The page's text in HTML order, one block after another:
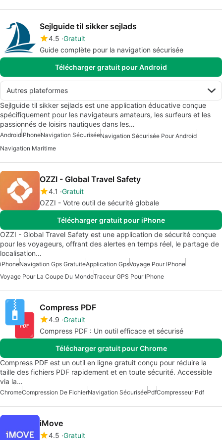
Sejlguide til sikker sejlads
4.5 Gratuit
Guide complète pour la navigation sécurisée
Télécharger gratuit pour Android
Autres plateformes
Sejlguide til sikker sejlads est une application éducative conçue
spécifiquement pour les navigateurs amateurs, les surfeurs et les
passionnés de loisirs nautiques dans les…
AndroidiPhoneNavigation SécuriséeNavigation Sécurisée Pour Android
Navigation Maritime
OZZI - Global Travel Safety
4.1 Gratuit
OZZI - Votre outil de sécurité globale
Télécharger gratuit pour iPhone
OZZI - Global Travel Safety est une application de sécurité conçue
pour les voyageurs, offrant des alertes en temps réel, le partage de
localisation…
iPhoneNavigation Gps GratuiteApplication GpsVoyage Pour IPhone
Voyage Pour La Coupe Du MondeTraceur GPS Pour IPhone
Compress PDF
4.9 Gratuit
Compress PDF : Un outil efficace et sécurisé
Télécharger gratuit pour Chrome
Compress PDF est un outil en ligne gratuit conçu pour réduire la
taille des fichiers PDF rapidement et en toute sécurité. Accessible
via la…
ChromeCompression De FichierNavigation SécuriséePdfCompresseur Pdf
iMove
4.5 Gratuit